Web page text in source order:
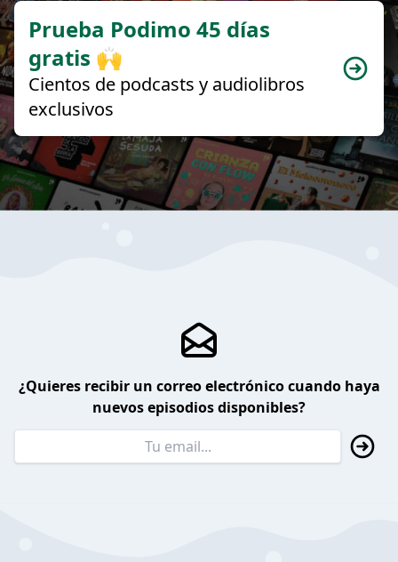
Prueba Podimo 45 días
gratis 🙌
Cientos de podcasts y audiolibros
exclusivos
¿Quieres recibir un correo electrónico cuando haya
nuevos episodios disponibles?